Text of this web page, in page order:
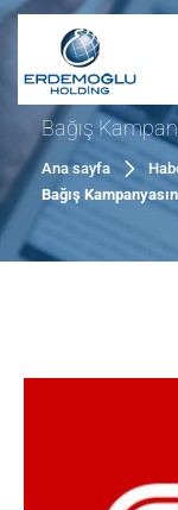
Bağış
Ana sayfa
Bağış